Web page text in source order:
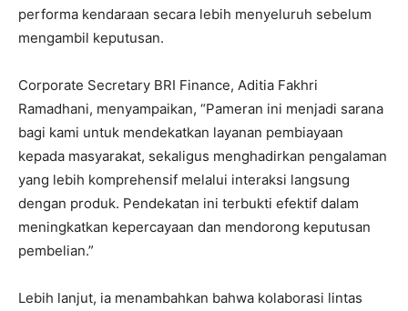
performa kendaraan secara lebih menyeluruh sebelum
mengambil keputusan.
Corporate Secretary BRI Finance, Aditia Fakhri
Ramadhani, menyampaikan, “Pameran ini menjadi sarana
bagi kami untuk mendekatkan layanan pembiayaan
kepada masyarakat, sekaligus menghadirkan pengalaman
yang lebih komprehensif melalui interaksi langsung
dengan produk. Pendekatan ini terbukti efektif dalam
meningkatkan kepercayaan dan mendorong keputusan
pembelian.”
Lebih lanjut, ia menambahkan bahwa kolaborasi lintas